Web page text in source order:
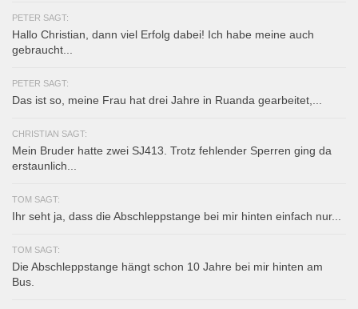
PETER SAGT:
Hallo Christian, dann viel Erfolg dabei! Ich habe meine auch
gebraucht...
PETER SAGT:
Das ist so, meine Frau hat drei Jahre in Ruanda gearbeitet,...
CHRISTIAN SAGT:
Mein Bruder hatte zwei SJ413. Trotz fehlender Sperren ging da
erstaunlich...
TOM SAGT:
Ihr seht ja, dass die Abschleppstange bei mir hinten einfach nur...
TOM SAGT:
Die Abschleppstange hängt schon 10 Jahre bei mir hinten am
Bus.